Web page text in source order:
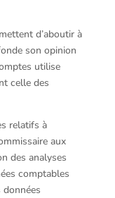
d’aboutir à
son opinion
utilise
celle des
relatifs à
aux
des analyses
comptables